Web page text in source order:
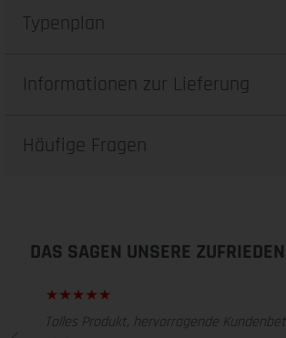
Typenplan
Informationen zur Lieferung
Häufige Fragen
DAS SAGEN UNSERE
Tolles Produkt, hervorragende